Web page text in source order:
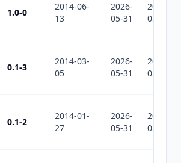
1.0-0
2014-06-
13
2026-
05-31
2026-
05-31
0.1-3
2014-03-
05
2026-
05-31
2026-
05-31
0.1-2
2014-01-
27
2026-
05-31
2026-
05-31